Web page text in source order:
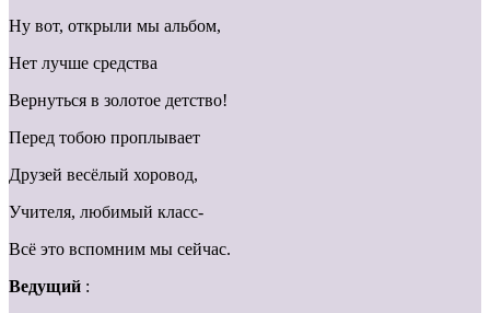
Ну вот, открыли мы альбом,
Нет лучше средства
Вернуться в золотое детство!
Перед тобою проплывает
Друзей весёлый хоровод,
Учителя, любимый класс-
Всё это вспомним мы сейчас.
Ведущий :